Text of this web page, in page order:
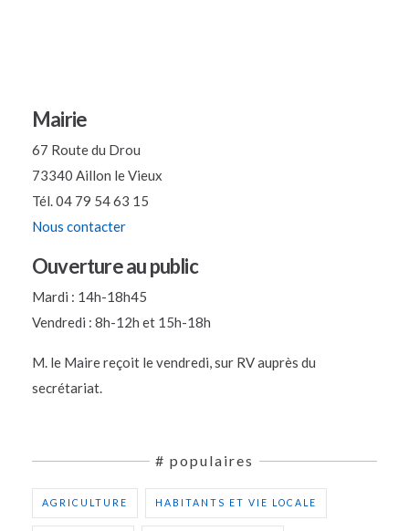
Mairie
67 Route du Drou
73340 Aillon le Vieux
Tél. 04 79 54 63 15
Nous contacter
Ouverture au public
Mardi : 14h-18h45
Vendredi : 8h-12h et 15h-18h
M. le Maire reçoit le vendredi, sur RV auprès du
secrétariat.
# populaires
AGRICULTURE HABITANTS ET VIE LOCALE